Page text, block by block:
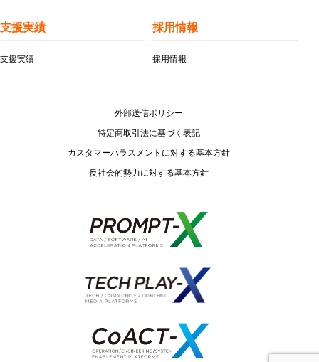
支援実績
支援実績
採用情報
採用情報
外部送信ポリシー
特定商取引法に基づく表記
カスタマーハラスメントに対する基本方針
反社会的勢力に対する基本方針